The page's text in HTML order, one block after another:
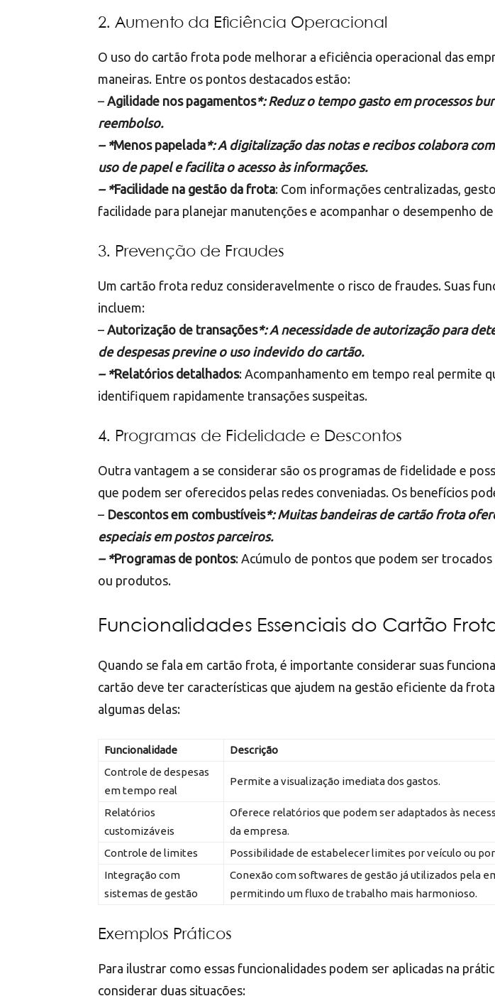
2. Aumento da Eficiência Operacional
O uso do cartão frota pode melhorar a eficiência operacional das
maneiras. Entre os pontos destacados estão:
– Agilidade nos pagamentos*: Reduz o tempo gasto em processos
reembolso.
– *Menos papelada*: A digitalização das notas e recibos colabora
uso de papel e facilita o acesso às informações.
– *Facilidade na gestão da frota: Com informações centralizadas,
facilidade para planejar manutenções e acompanhar o desempenho
3. Prevenção de Fraudes
Um cartão frota reduz consideravelmente o risco de fraudes. Suas
incluem:
– Autorização de transações*: A necessidade de autorização para
de despesas previne o uso indevido do cartão.
– *Relatórios detalhados: Acompanhamento em tempo real permite
identifiquem rapidamente transações suspeitas.
4. Programas de Fidelidade e Descontos
Outra vantagem a se considerar são os programas de fidelidade e
que podem ser oferecidos pelas redes conveniadas. Os benefícios
– Descontos em combustíveis*: Muitas bandeiras de cartão frota
especiais em postos parceiros.
– *Programas de pontos: Acúmulo de pontos que podem ser
ou produtos.
Funcionalidades Essenciais do Cartão
Quando se fala em cartão frota, é importante considerar suas
cartão deve ter características que ajudem na gestão eficiente da
algumas delas:
Funcionalidade
Descrição
Controle de despesas
em tempo real
Permite a visualização imediata dos gastos.
Relatórios
customizáveis
Oferece relatórios que podem ser adaptados às
da empresa.
Controle de limites
Possibilidade de estabelecer limites por veículo ou
Integração com
sistemas de gestão
Conexão com softwares de gestão já utilizados pela
permitindo um fluxo de trabalho mais harmonioso.
Exemplos Práticos
Para ilustrar como essas funcionalidades podem ser aplicadas na
considerar duas situações: